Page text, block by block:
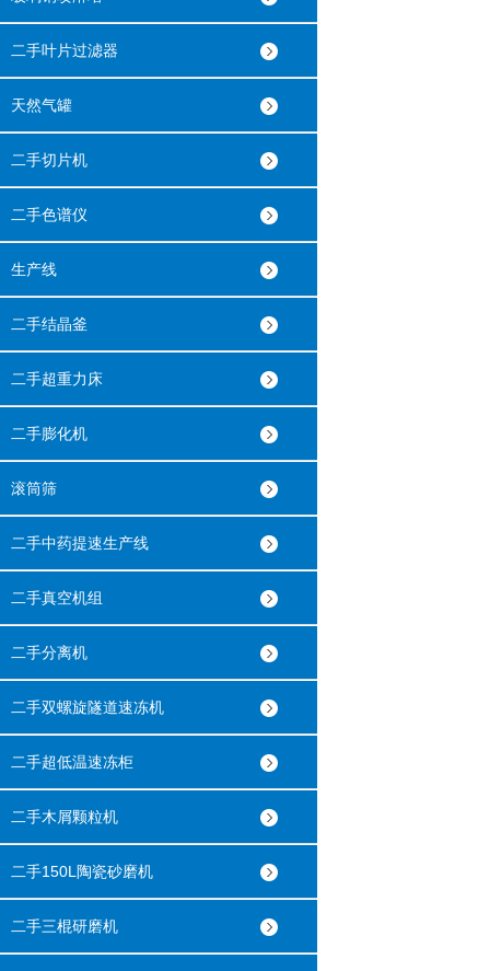
二手叶片过滤器
天然气罐
二手切片机
二手色谱仪
生产线
二手结晶釜
二手超重力床
二手膨化机
滚筒筛
二手中药提速生产线
二手真空机组
二手分离机
二手双螺旋隧道速冻机
二手超低温速冻柜
二手木屑颗粒机
二手150L陶瓷砂磨机
二手三棍研磨机